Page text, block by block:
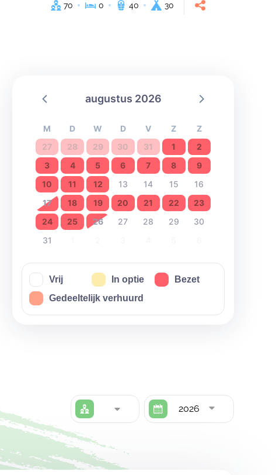
70 0 40 30
augustus 2026
M D W D V Z
Z
27
28 29 30 31 1
2
3
4 5 6 7 8
9
10
11 12 13 14 15
16
17
18 19 20 21 22
23
24
25 26 27 28 29
30
31
Vrij In optie
Bezet
Gedeeltelijk verhuurd
2026